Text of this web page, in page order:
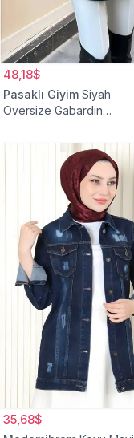
48,18$
Pasaklı Giyim Siyah
Oversize Gabardin
35,68$